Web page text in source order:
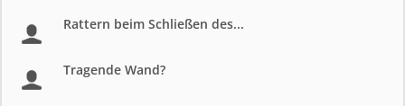
Rattern beim Schließen des...
Tragende Wand?